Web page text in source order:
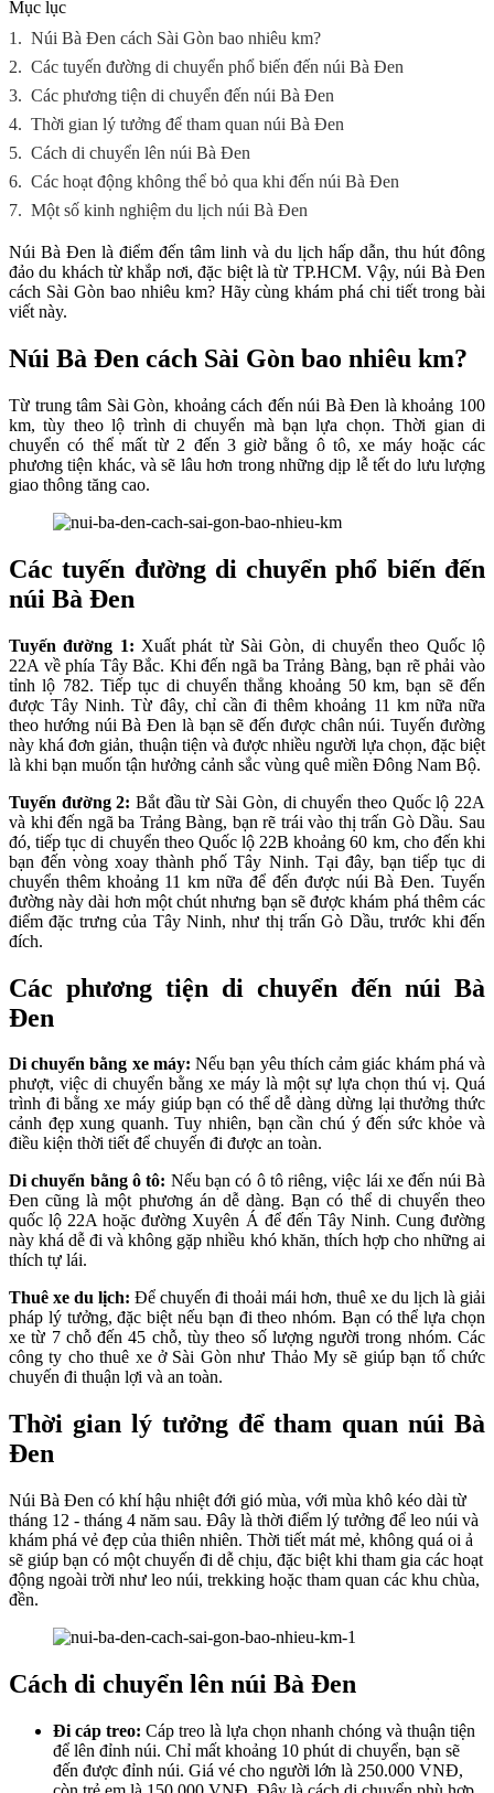
Mục lục
1. Núi Bà Đen cách Sài Gòn bao nhiêu km?
2. Các tuyến đường di chuyển phổ biến đến núi Bà Đen
3. Các phương tiện di chuyển đến núi Bà Đen
4. Thời gian lý tưởng để tham quan núi Bà Đen
5. Cách di chuyển lên núi Bà Đen
6. Các hoạt động không thể bỏ qua khi đến núi Bà Đen
7. Một số kinh nghiệm du lịch núi Bà Đen
Núi Bà Đen là điểm đến tâm linh và du lịch hấp dẫn, thu hút đông
đảo du khách từ khắp nơi, đặc biệt là từ TP.HCM. Vậy, núi Bà Đen
cách Sài Gòn bao nhiêu km? Hãy cùng khám phá chi tiết trong bài
viết này.
Núi Bà Đen cách Sài Gòn bao nhiêu km?
Từ trung tâm Sài Gòn, khoảng cách đến núi Bà Đen là khoảng 100
km, tùy theo lộ trình di chuyển mà bạn lựa chọn. Thời gian di
chuyển có thể mất từ 2 đến 3 giờ bằng ô tô, xe máy hoặc các
phương tiện khác, và sẽ lâu hơn trong những dịp lễ tết do lưu lượng
giao thông tăng cao.
Các tuyến đường di chuyển phổ biến đến
núi Bà Đen
Tuyến đường 1: Xuất phát từ Sài Gòn, di chuyển theo Quốc lộ
22A về phía Tây Bắc. Khi đến ngã ba Trảng Bàng, bạn rẽ phải vào
tỉnh lộ 782. Tiếp tục di chuyển thẳng khoảng 50 km, bạn sẽ đến
được Tây Ninh. Từ đây, chỉ cần đi thêm khoảng 11 km nữa nữa
theo hướng núi Bà Đen là bạn sẽ đến được chân núi. Tuyến đường
này khá đơn giản, thuận tiện và được nhiều người lựa chọn, đặc biệt
là khi bạn muốn tận hưởng cảnh sắc vùng quê miền Đông Nam Bộ.
Tuyến đường 2: Bắt đầu từ Sài Gòn, di chuyển theo Quốc lộ 22A
và khi đến ngã ba Trảng Bàng, bạn rẽ trái vào thị trấn Gò Dầu. Sau
đó, tiếp tục di chuyển theo Quốc lộ 22B khoảng 60 km, cho đến khi
bạn đến vòng xoay thành phố Tây Ninh. Tại đây, bạn tiếp tục di
chuyển thêm khoảng 11 km nữa để đến được núi Bà Đen. Tuyến
đường này dài hơn một chút nhưng bạn sẽ được khám phá thêm các
điểm đặc trưng của Tây Ninh, như thị trấn Gò Dầu, trước khi đến
đích.
Các phương tiện di chuyển đến núi Bà
Đen
Di chuyển bằng xe máy: Nếu bạn yêu thích cảm giác khám phá và
phượt, việc di chuyển bằng xe máy là một sự lựa chọn thú vị. Quá
trình đi bằng xe máy giúp bạn có thể dễ dàng dừng lại thưởng thức
cảnh đẹp xung quanh. Tuy nhiên, bạn cần chú ý đến sức khỏe và
điều kiện thời tiết để chuyến đi được an toàn.
Di chuyển bằng ô tô: Nếu bạn có ô tô riêng, việc lái xe đến núi Bà
Đen cũng là một phương án dễ dàng. Bạn có thể di chuyển theo
quốc lộ 22A hoặc đường Xuyên Á để đến Tây Ninh. Cung đường
này khá dễ đi và không gặp nhiều khó khăn, thích hợp cho những ai
thích tự lái.
Thuê xe du lịch: Để chuyến đi thoải mái hơn, thuê xe du lịch là giải
pháp lý tưởng, đặc biệt nếu bạn đi theo nhóm. Bạn có thể lựa chọn
xe từ 7 chỗ đến 45 chỗ, tùy theo số lượng người trong nhóm. Các
công ty cho thuê xe ở Sài Gòn như Thảo My sẽ giúp bạn tổ chức
chuyến đi thuận lợi và an toàn.
Thời gian lý tưởng để tham quan núi Bà
Đen
Núi Bà Đen có khí hậu nhiệt đới gió mùa, với mùa khô kéo dài từ
tháng 12 - tháng 4 năm sau. Đây là thời điểm lý tưởng để leo núi và
khám phá vẻ đẹp của thiên nhiên. Thời tiết mát mẻ, không quá oi ả
sẽ giúp bạn có một chuyến đi dễ chịu, đặc biệt khi tham gia các hoạt
động ngoài trời như leo núi, trekking hoặc tham quan các khu chùa,
đền.
Cách di chuyển lên núi Bà Đen
Đi cáp treo: Cáp treo là lựa chọn nhanh chóng và thuận tiện
để lên đỉnh núi. Chỉ mất khoảng 10 phút di chuyển, bạn sẽ
đến được đỉnh núi. Giá vé cho người lớn là 250.000 VNĐ,